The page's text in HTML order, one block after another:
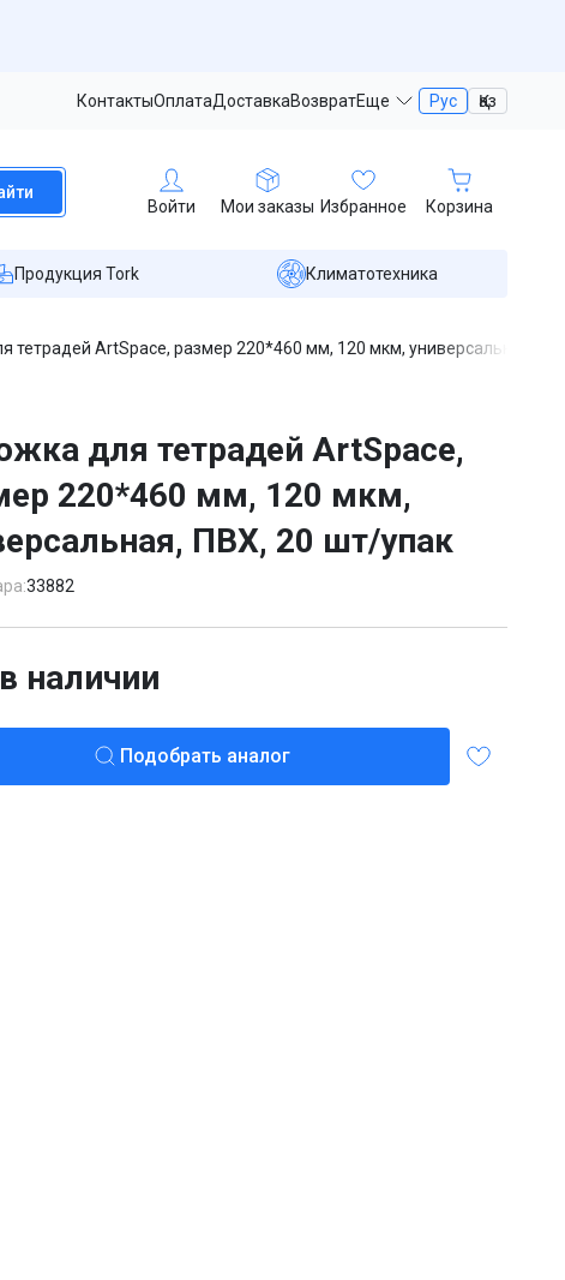
КонтактыОплатаДоставкаВозвратЕще Рус Қаз
Войти Мои заказы Избранное Корзина
Продукция Tork Климатотехника
тетрадей ArtSpace, размер 220*460 мм, 120 мкм, универсальная,
для тетрадей ArtSpace,
220*460 мм, 120 мкм,
ПВХ, 20 шт/упак
33882
наличии
Подобрать аналог